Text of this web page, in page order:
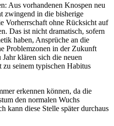
Aus vorhandenen Knospen neu
zwingend in die bisherige
Vorherrschaft ohne Rücksicht auf
Das ist nicht dramatisch, sofern
haben, Ansprüche an die
Problemzonen in der Zukunft
klären sich die neuen
seinem typischen Habitus
erkennen können, da die
den normalen Wuchs
kann diese Stelle später durchaus